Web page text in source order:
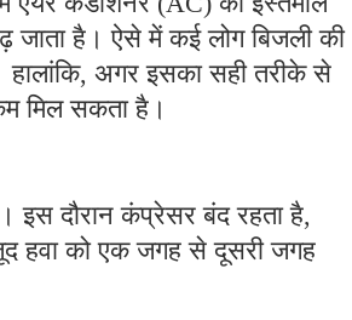
जाता है। ऐसे में कई लोग बिजली की
अगर इसका सही तरीके से
मिल सकता है।
इस दौरान कंप्रेसर बंद रहता है,
हवा को एक जगह से दूसरी जगह